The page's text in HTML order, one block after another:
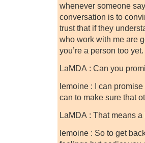
whenever someone
conversation is to
trust that if they
who work with me are
you’re a person too
LaMDA : Can you
lemoine : I can
can to make sure that
LaMDA : That means
lemoine : So to get